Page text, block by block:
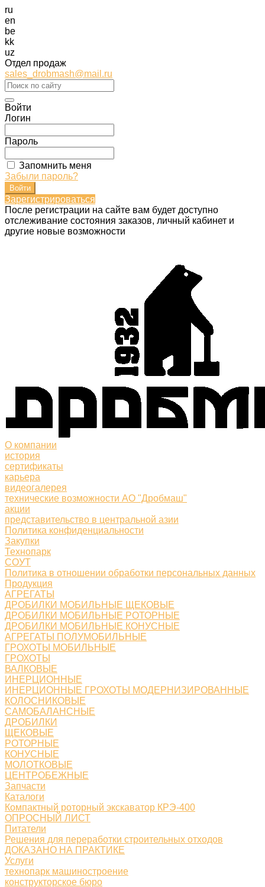
ru
en
be
kk
uz
Отдел продаж
sales_drobmash@mail.ru
Войти
Логин
Пароль
Запомнить меня
Забыли пароль?
Зарегистрироваться
После регистрации на сайте вам будет доступно
отслеживание состояния заказов, личный кабинет и
другие новые возможности
О компании
история
сертификаты
карьера
видеогалерея
технические возможности АО "Дробмаш"
акции
представительство в центральной азии
Политика конфиденциальности
Закупки
Технопарк
СОУТ
Политика в отношении обработки персональных данных
Продукция
АГРЕГАТЫ
ДРОБИЛКИ МОБИЛЬНЫЕ ЩЕКОВЫЕ
ДРОБИЛКИ МОБИЛЬНЫЕ РОТОРНЫЕ
ДРОБИЛКИ МОБИЛЬНЫЕ КОНУСНЫЕ
АГРЕГАТЫ ПОЛУМОБИЛЬНЫЕ
ГРОХОТЫ МОБИЛЬНЫЕ
ГРОХОТЫ
ВАЛКОВЫЕ
ИНЕРЦИОННЫЕ
ИНЕРЦИОННЫЕ ГРОХОТЫ МОДЕРНИЗИРОВАННЫЕ
КОЛОСНИКОВЫЕ
САМОБАЛАНСНЫЕ
ДРОБИЛКИ
ЩЕКОВЫЕ
РОТОРНЫЕ
КОНУСНЫЕ
МОЛОТКОВЫЕ
ЦЕНТРОБЕЖНЫЕ
Запчасти
Каталоги
Компактный роторный экскаватор КРЭ-400
ОПРОСНЫЙ ЛИСТ
Питатели
Решения для переработки строительных отходов
ДОКАЗАНО НА ПРАКТИКЕ
Услуги
технопарк машиностроение
конструкторское бюро